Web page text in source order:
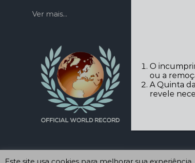
Ver mais...
O
ou a
A Quinta
revele